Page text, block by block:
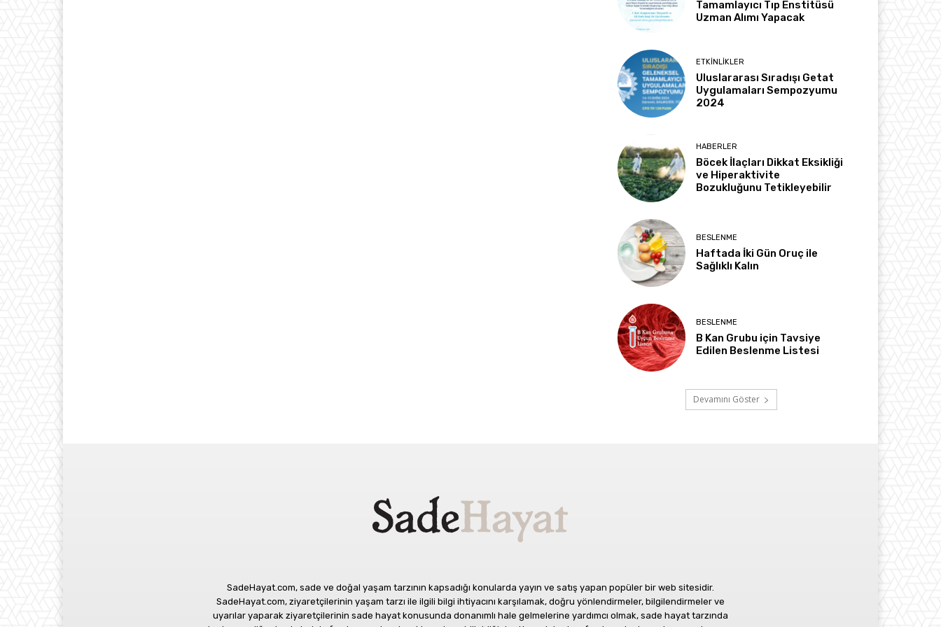
Tamamlayıcı Tıp Enstitüsü
Uzman Alımı Yapacak
ETKINLIKLER
Uluslararası Sıradışı Getat
Uygulamaları Sempozyumu
2024
HABERLER
Böcek İlaçları Dikkat Eksikliği
ve Hiperaktivite
Bozukluğunu Tetikleyebilir
BESLENME
Haftada İki Gün Oruç ile
Sağlıklı Kalın
BESLENME
B Kan Grubu için Tavsiye
Edilen Beslenme Listesi
Devamını Göster
SadeHayat.com, sade ve doğal yaşam tarzının kapsadığı konularda yayın ve satış yapan popüler bir web sitesidir.
SadeHayat.com, ziyaretçilerinin yaşam tarzı ile ilgili bilgi ihtiyacını karşılamak, doğru yönlendirmeler, bilgilendirmeler ve
uyarılar yaparak ziyaretçilerinin sade hayat konusunda donanımlı hale gelmelerine yardımcı olmak, sade hayat tarzında